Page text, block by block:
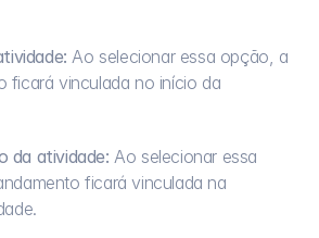
Ao selecionar essa opção, a
ficará vinculada no início da
da atividade: Ao selecionar essa
ficará vinculada na